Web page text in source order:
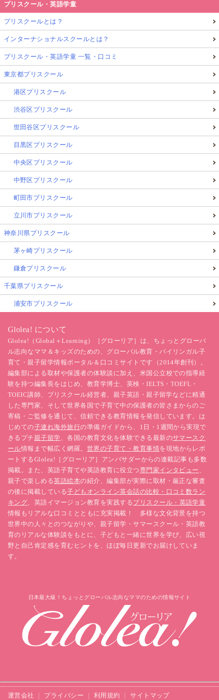
プリスクール・英語学童
プリスクールとは？
インターナショナルスクールとは？
プリスクール・英語学童 一覧・口コミ
東京都プリスクール
港区プリスクール
渋谷区プリスクール
世田谷区プリスクール
目黒区プリスクール
中央区プリスクール
中野区プリスクール
町田市プリスクール
立川市プリスクール
神奈川県プリスクール
茅ヶ崎プリスクール
鎌倉プリスクール
千葉県プリスクール
浦安市プリスクール
Glolea! について
Glolea!（Global＋Learning）［グローリア］は、ちょっとグローバ
ル志向なママ＆キッズのための、グローバル教育・バイリンガル子
育て・親子留学情報ポータル＆口コミサイトです（2014年創刊）。
編集部による取材や保護者の体験談に加え、米国公立校での指導経
験を持つ編集長をはじめ、教育学博士、英検・IELTS・TOEFL・
TOEIC講師、プリスクール経営者、親子英語・親子留学などに精通
した専門家、そして世界各国で子育て中の保護者の皆さまからのご
寄稿・ご監修を通じて、信頼できる教育情報を発信しています。は
じめての子連れ海外旅行の準備ガイドから、1日・1週間から実現で
きるプチ親子留学、各国の教育文化を体験できる最新のサマースク
ール情報まで幅広く網羅。 世界の子育て・教育事情を現地からレポ
ートするGlolea!［グローリア］アンバサダーからの連載記事も多数
掲載。また、英語子育てや英語教育に役立つ専門家インタビュー 、
親子で楽しめる英語絵本の紹介、編集部が実際に取材・厳正な審査
の後に掲載している子どもオンライン英会話の比較・口コミ数ラン
キング、英語イマージョン教育を実践するプリスクール・英語学童
情報もリアルな口コミとともに充実掲載！ 多様な文化背景を持つ
世界中の人々とのつながりや、親子留学・サマースクール・英語教
育のリアルな体験談をもとに、子どもと一緒に世界を学び、広い視
野と自己肯定感を育むヒントを、ほぼ毎日更新でお届けしていま
す。
日本最大級！ちょっとグローバル志向なママのための情報サイト
運営会社 プライバシー 利用規約 サイトマップ